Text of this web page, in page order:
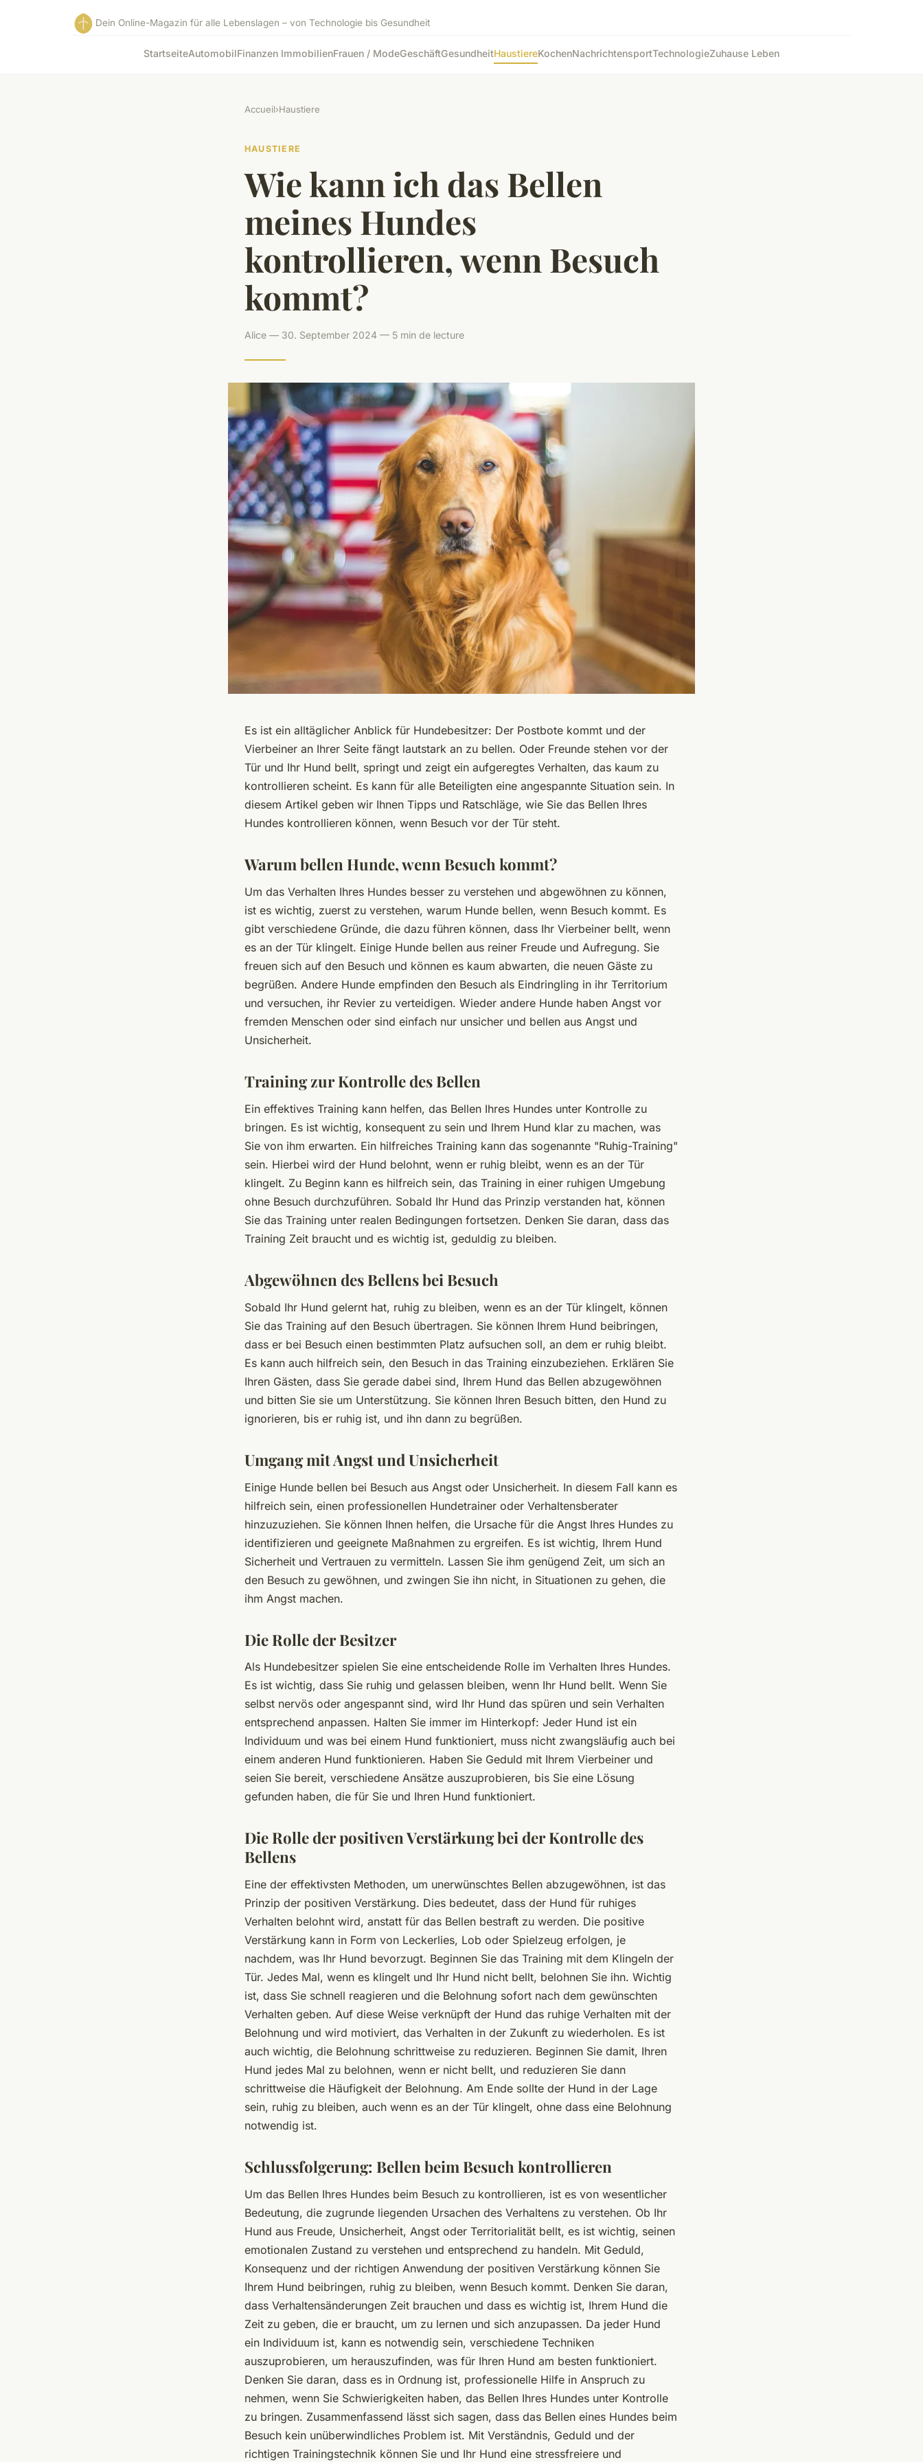
Dein Online-Magazin für alle Lebenslagen – von Technologie bis Gesundheit
StartseiteAutomobilFinanzen ImmobilienFrauen / ModeGeschäftGesundheitHaustiereKochenNachrichtensportTechnologieZuhause Leben
Accueil›Haustiere
HAUSTIERE
Wie kann ich das Bellen
meines Hundes
kontrollieren, wenn Besuch
kommt?
Alice — 30. September 2024 — 5 min de lecture
Es ist ein alltäglicher Anblick für Hundebesitzer: Der Postbote kommt und der
Vierbeiner an Ihrer Seite fängt lautstark an zu bellen. Oder Freunde stehen vor der
Tür und Ihr Hund bellt, springt und zeigt ein aufgeregtes Verhalten, das kaum zu
kontrollieren scheint. Es kann für alle Beteiligten eine angespannte Situation sein. In
diesem Artikel geben wir Ihnen Tipps und Ratschläge, wie Sie das Bellen Ihres
Hundes kontrollieren können, wenn Besuch vor der Tür steht.
Warum bellen Hunde, wenn Besuch kommt?
Um das Verhalten Ihres Hundes besser zu verstehen und abgewöhnen zu können,
ist es wichtig, zuerst zu verstehen, warum Hunde bellen, wenn Besuch kommt. Es
gibt verschiedene Gründe, die dazu führen können, dass Ihr Vierbeiner bellt, wenn
es an der Tür klingelt. Einige Hunde bellen aus reiner Freude und Aufregung. Sie
freuen sich auf den Besuch und können es kaum abwarten, die neuen Gäste zu
begrüßen. Andere Hunde empfinden den Besuch als Eindringling in ihr Territorium
und versuchen, ihr Revier zu verteidigen. Wieder andere Hunde haben Angst vor
fremden Menschen oder sind einfach nur unsicher und bellen aus Angst und
Unsicherheit.
Training zur Kontrolle des Bellen
Ein effektives Training kann helfen, das Bellen Ihres Hundes unter Kontrolle zu
bringen. Es ist wichtig, konsequent zu sein und Ihrem Hund klar zu machen, was
Sie von ihm erwarten. Ein hilfreiches Training kann das sogenannte "Ruhig-Training"
sein. Hierbei wird der Hund belohnt, wenn er ruhig bleibt, wenn es an der Tür
klingelt. Zu Beginn kann es hilfreich sein, das Training in einer ruhigen Umgebung
ohne Besuch durchzuführen. Sobald Ihr Hund das Prinzip verstanden hat, können
Sie das Training unter realen Bedingungen fortsetzen. Denken Sie daran, dass das
Training Zeit braucht und es wichtig ist, geduldig zu bleiben.
Abgewöhnen des Bellens bei Besuch
Sobald Ihr Hund gelernt hat, ruhig zu bleiben, wenn es an der Tür klingelt, können
Sie das Training auf den Besuch übertragen. Sie können Ihrem Hund beibringen,
dass er bei Besuch einen bestimmten Platz aufsuchen soll, an dem er ruhig bleibt.
Es kann auch hilfreich sein, den Besuch in das Training einzubeziehen. Erklären Sie
Ihren Gästen, dass Sie gerade dabei sind, Ihrem Hund das Bellen abzugewöhnen
und bitten Sie sie um Unterstützung. Sie können Ihren Besuch bitten, den Hund zu
ignorieren, bis er ruhig ist, und ihn dann zu begrüßen.
Umgang mit Angst und Unsicherheit
Einige Hunde bellen bei Besuch aus Angst oder Unsicherheit. In diesem Fall kann es
hilfreich sein, einen professionellen Hundetrainer oder Verhaltensberater
hinzuzuziehen. Sie können Ihnen helfen, die Ursache für die Angst Ihres Hundes zu
identifizieren und geeignete Maßnahmen zu ergreifen. Es ist wichtig, Ihrem Hund
Sicherheit und Vertrauen zu vermitteln. Lassen Sie ihm genügend Zeit, um sich an
den Besuch zu gewöhnen, und zwingen Sie ihn nicht, in Situationen zu gehen, die
ihm Angst machen.
Die Rolle der Besitzer
Als Hundebesitzer spielen Sie eine entscheidende Rolle im Verhalten Ihres Hundes.
Es ist wichtig, dass Sie ruhig und gelassen bleiben, wenn Ihr Hund bellt. Wenn Sie
selbst nervös oder angespannt sind, wird Ihr Hund das spüren und sein Verhalten
entsprechend anpassen. Halten Sie immer im Hinterkopf: Jeder Hund ist ein
Individuum und was bei einem Hund funktioniert, muss nicht zwangsläufig auch bei
einem anderen Hund funktionieren. Haben Sie Geduld mit Ihrem Vierbeiner und
seien Sie bereit, verschiedene Ansätze auszuprobieren, bis Sie eine Lösung
gefunden haben, die für Sie und Ihren Hund funktioniert.
Die Rolle der positiven Verstärkung bei der Kontrolle des
Bellens
Eine der effektivsten Methoden, um unerwünschtes Bellen abzugewöhnen, ist das
Prinzip der positiven Verstärkung. Dies bedeutet, dass der Hund für ruhiges
Verhalten belohnt wird, anstatt für das Bellen bestraft zu werden. Die positive
Verstärkung kann in Form von Leckerlies, Lob oder Spielzeug erfolgen, je
nachdem, was Ihr Hund bevorzugt. Beginnen Sie das Training mit dem Klingeln der
Tür. Jedes Mal, wenn es klingelt und Ihr Hund nicht bellt, belohnen Sie ihn. Wichtig
ist, dass Sie schnell reagieren und die Belohnung sofort nach dem gewünschten
Verhalten geben. Auf diese Weise verknüpft der Hund das ruhige Verhalten mit der
Belohnung und wird motiviert, das Verhalten in der Zukunft zu wiederholen. Es ist
auch wichtig, die Belohnung schrittweise zu reduzieren. Beginnen Sie damit, Ihren
Hund jedes Mal zu belohnen, wenn er nicht bellt, und reduzieren Sie dann
schrittweise die Häufigkeit der Belohnung. Am Ende sollte der Hund in der Lage
sein, ruhig zu bleiben, auch wenn es an der Tür klingelt, ohne dass eine Belohnung
notwendig ist.
Schlussfolgerung: Bellen beim Besuch kontrollieren
Um das Bellen Ihres Hundes beim Besuch zu kontrollieren, ist es von wesentlicher
Bedeutung, die zugrunde liegenden Ursachen des Verhaltens zu verstehen. Ob Ihr
Hund aus Freude, Unsicherheit, Angst oder Territorialität bellt, es ist wichtig, seinen
emotionalen Zustand zu verstehen und entsprechend zu handeln. Mit Geduld,
Konsequenz und der richtigen Anwendung der positiven Verstärkung können Sie
Ihrem Hund beibringen, ruhig zu bleiben, wenn Besuch kommt. Denken Sie daran,
dass Verhaltensänderungen Zeit brauchen und dass es wichtig ist, Ihrem Hund die
Zeit zu geben, die er braucht, um zu lernen und sich anzupassen. Da jeder Hund
ein Individuum ist, kann es notwendig sein, verschiedene Techniken
auszuprobieren, um herauszufinden, was für Ihren Hund am besten funktioniert.
Denken Sie daran, dass es in Ordnung ist, professionelle Hilfe in Anspruch zu
nehmen, wenn Sie Schwierigkeiten haben, das Bellen Ihres Hundes unter Kontrolle
zu bringen. Zusammenfassend lässt sich sagen, dass das Bellen eines Hundes beim
Besuch kein unüberwindliches Problem ist. Mit Verständnis, Geduld und der
richtigen Trainingstechnik können Sie und Ihr Hund eine stressfreiere und